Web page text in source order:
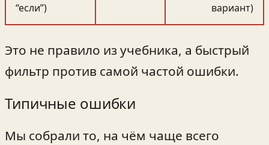
“если”)
вариант)
Это не правило из учебника, а быстрый
фильтр против самой частой ошибки.
Типичные ошибки
Мы собрали то, на чём чаще всего